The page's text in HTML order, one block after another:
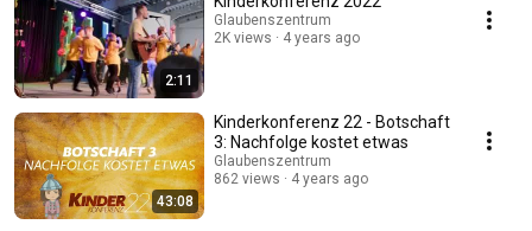
2:11
Glaubenszentrum
2K views
4 years ago
43:08
Kinderkonferenz 22 - Botschaft
3: Nachfolge kostet etwas
Glaubenszentrum
862 views
4 years ago